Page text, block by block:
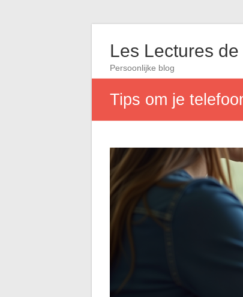
Les Lectures
Persoonlijke blog
Tips om je